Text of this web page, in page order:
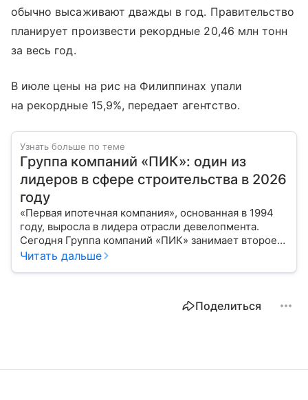
обычно высаживают дважды в год. Правительство
планирует произвести рекордные 20,46 млн тонн
за весь год.
В июле цены на рис на Филиппинах упали
на рекордные 15,9%, передает агентство.
Узнать больше по теме
Группа компаний «ПИК»: один из
лидеров в сфере строительства в 2026
году
«Первая ипотечная компания», основанная в 1994
году, выросла в лидера отрасли девелопмента.
Сегодня Группа компаний «ПИК» занимает второе
место по объемам строящегося жилья в России.
Читать дальше
Поделиться